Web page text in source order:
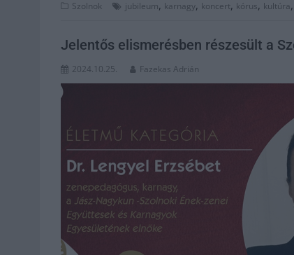
Szolnok jubileum, karnagy, koncert, kórus, kultúra,
Jelentős elismerésben részesült a
2024.10.25. Fazekas Adrián